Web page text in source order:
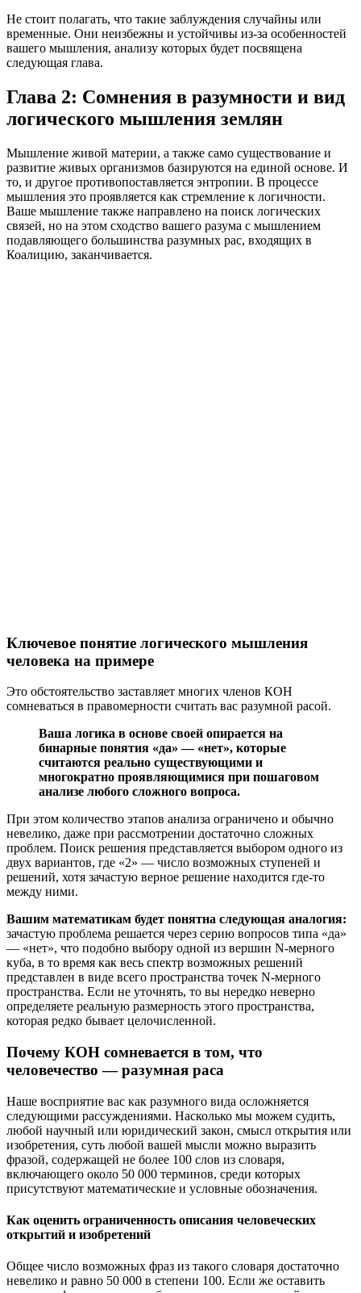
Не стоит полагать, что такие заблуждения случайны или
временные. Они неизбежны и устойчивы из-за особенностей
вашего мышления, анализу которых будет посвящена
следующая глава.
Глава 2: Сомнения в разумности и вид
логического мышления землян
Мышление живой материи, а также само существование и
развитие живых организмов базируются на единой основе. И
то, и другое противопоставляется энтропии. В процессе
мышления это проявляется как стремление к логичности.
Ваше мышление также направлено на поиск логических
связей, но на этом сходство вашего разума с мышлением
подавляющего большинства разумных рас, входящих в
Коалицию, заканчивается.
Ключевое понятие логического мышления
человека на примере
Это обстоятельство заставляет многих членов КОН
сомневаться в правомерности считать вас разумной расой.
Ваша логика в основе своей опирается на
бинарные понятия «да» — «нет», которые
считаются реально существующими и
многократно проявляющимися при пошаговом
анализе любого сложного вопроса.
При этом количество этапов анализа ограничено и обычно
невелико, даже при рассмотрении достаточно сложных
проблем. Поиск решения представляется выбором одного из
двух вариантов, где «2» — число возможных ступеней и
решений, хотя зачастую верное решение находится где-то
между ними.
Вашим математикам будет понятна следующая аналогия:
зачастую проблема решается через серию вопросов типа «да»
— «нет», что подобно выбору одной из вершин N-мерного
куба, в то время как весь спектр возможных решений
представлен в виде всего пространства точек N-мерного
пространства. Если не уточнять, то вы нередко неверно
определяете реальную размерность этого пространства,
которая редко бывает целочисленной.
Почему КОН сомневается в том, что
человечество — разумная раса
Наше восприятие вас как разумного вида осложняется
следующими рассуждениями. Насколько мы можем судить,
любой научный или юридический закон, смысл открытия или
изобретения, суть любой вашей мысли можно выразить
фразой, содержащей не более 100 слов из словаря,
включающего около 50 000 терминов, среди которых
присутствуют математические и условные обозначения.
Как оценить ограниченность описания человеческих
открытий и изобретений
Общее число возможных фраз из такого словаря достаточно
невелико и равно 50 000 в степени 100. Если же оставить